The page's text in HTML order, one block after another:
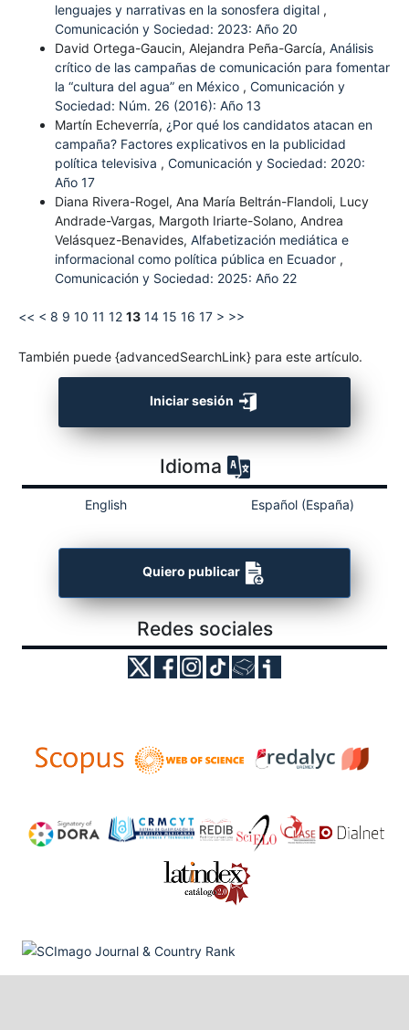
lenguajes y narrativas en la sonosfera digital ,
Comunicación y Sociedad: 2023: Año 20
David Ortega-Gaucin, Alejandra Peña-García, Análisis
crítico de las campañas de comunicación para fomentar
la “cultura del agua” en México , Comunicación y
Sociedad: Núm. 26 (2016): Año 13
Martín Echeverría, ¿Por qué los candidatos atacan en
campaña? Factores explicativos en la publicidad
política televisiva , Comunicación y Sociedad: 2020:
Año 17
Diana Rivera-Rogel, Ana María Beltrán-Flandoli, Lucy
Andrade-Vargas, Margoth Iriarte-Solano, Andrea
Velásquez-Benavides, Alfabetización mediática e
informacional como política pública en Ecuador ,
Comunicación y Sociedad: 2025: Año 22
<< < 8 9 10 11 12 13 14 15 16 17 > >>
También puede {advancedSearchLink} para este artículo.
Iniciar sesión
Idioma
English Español (España)
Quiero publicar
Redes sociales